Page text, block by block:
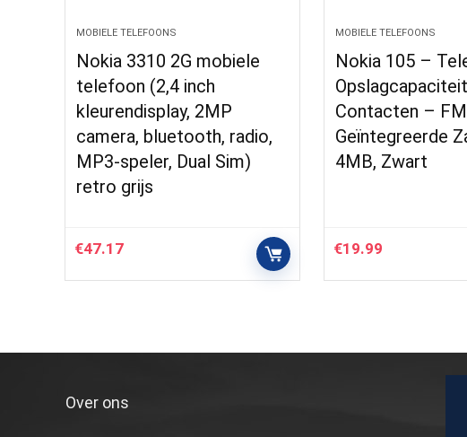
MOBIELE TELEFOONS
Nokia 3310 2G mobiele
telefoon (2,4 inch
kleurendisplay, 2MP
camera, bluetooth, radio,
MP3-speler, Dual Sim)
retro grijs
€47.17
MOBIELE TELEFOONS
Nokia 105 –
Contacten –
Geïntegreerde
4MB, Zwart
€19.99
Over ons